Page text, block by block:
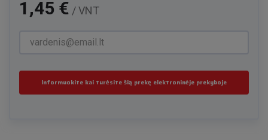
1,45 € / VNT
Informuokite kai turėsite šią prekę elektroninėje prekyboje